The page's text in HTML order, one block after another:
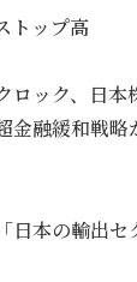
トップ高
ロック、日
金融緩和戦
日本の輸出